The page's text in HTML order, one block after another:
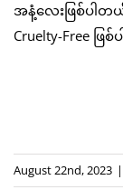
အနံ့လေးဖြစ်ပါ
Cruelty-Free ဖြ
August 22nd, 2023 |